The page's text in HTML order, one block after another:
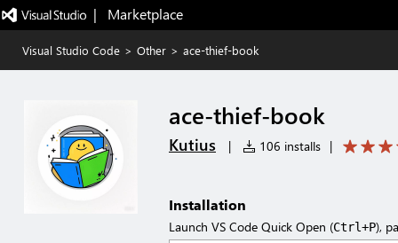
|   Marketplace
Visual Studio Code > Other > ace-thief-book
ace-thief-book
Kutius | 106 installs |
Installation
Launch VS Code Quick Open (Ctrl+P),